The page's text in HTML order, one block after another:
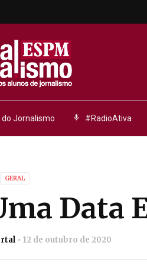
Jornalismo mic #RadioAtiva
GERAL
Data
12 de outubro de 2020